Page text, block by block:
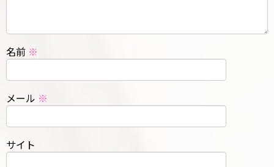
名前 ※
メール ※
サイト